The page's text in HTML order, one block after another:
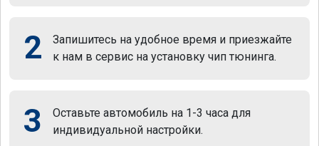
2
Запишитесь на удобное время и приезжайте
к нам в сервис на установку чип тюнинга.
3
Оставьте автомобиль на 1-3 часа для
индивидуальной настройки.